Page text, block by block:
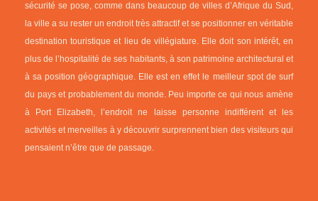
sécurité se pose, comme dans beaucoup de villes d’Afrique du Sud,
la ville a su rester un endroit très attractif et se positionner en véritable
destination touristique et lieu de villégiature. Elle doit son intérêt, en
plus de l’hospitalité de ses habitants, à son patrimoine architectural et
à sa position géographique. Elle est en effet le meilleur spot de surf
du pays et probablement du monde. Peu importe ce qui nous amène
à Port Elizabeth, l’endroit ne laisse personne indifférent et les
activités et merveilles à y découvrir surprennent bien des visiteurs qui
pensaient n’être que de passage.